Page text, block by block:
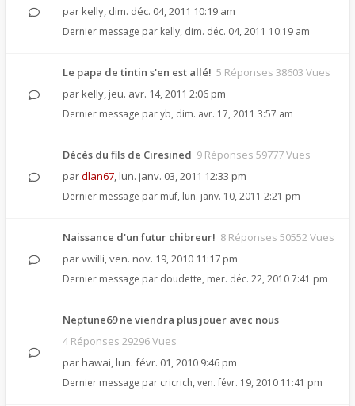
par kelly, dim. déc. 04, 2011 10:19 am
Dernier message par kelly, dim. déc. 04, 2011 10:19 am
Le papa de tintin s'en est allé! 5 Réponses 38603 Vues
par kelly, jeu. avr. 14, 2011 2:06 pm
Dernier message paryb, dim. avr. 17, 2011 3:57 am
Décès du fils de Ciresined 9 Réponses 59777 Vues
pardlan67, lun. janv. 03, 2011 12:33 pm
Dernier message par muf, lun. janv. 10, 2011 2:21 pm
Naissance d'un futur chibreur! 8 Réponses 50552 Vues
parvwilli,ven. nov. 19, 2010 11:17 pm
Dernier message par doudette, mer. déc. 22, 2010 7:41 pm
Neptune69 ne viendra plus jouer avec nous
4 Réponses 29296 Vues
par hawai, lun. févr. 01, 2010 9:46 pm
Dernier message par cricrich, ven. févr. 19, 2010 11:41 pm